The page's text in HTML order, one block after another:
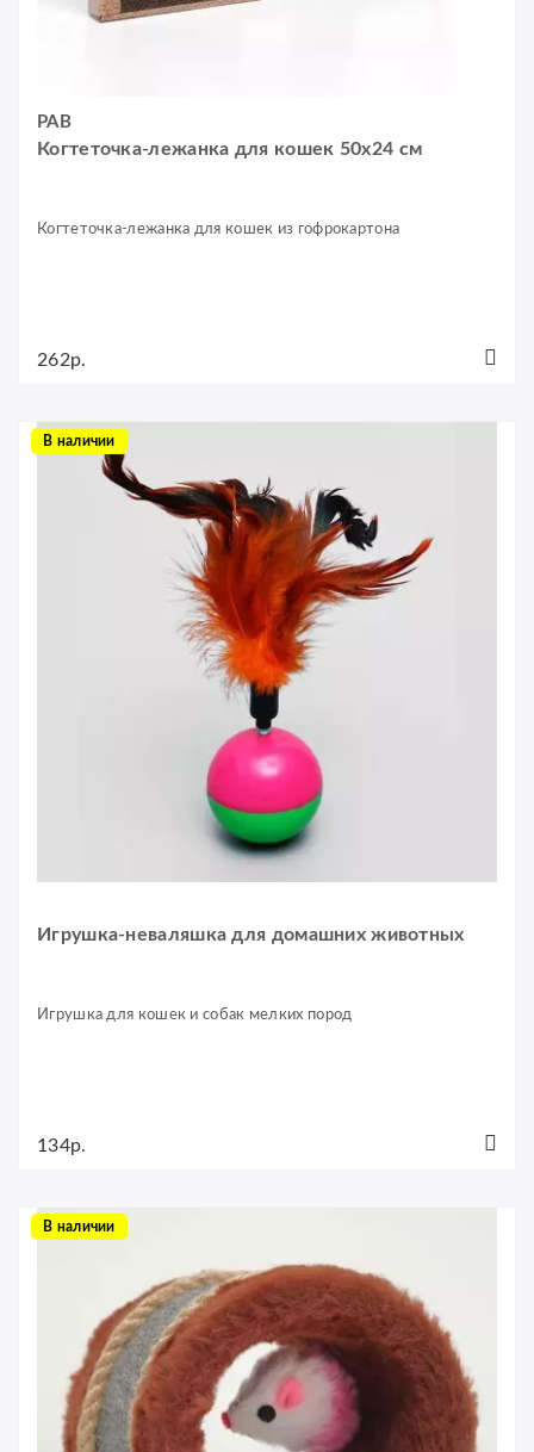
РАВ
Когтеточка-лежанка для кошек 50x24 см
Когтеточка-лежанка для кошек из гофрокартона
262р.
В наличии
Игрушка-неваляшка для домашних животных
Игрушка для кошек и собак мелких пород
134р.
В наличии